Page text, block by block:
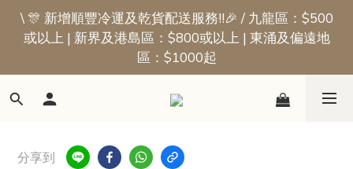
📢新會員優惠 | 首張訂單即享$50迎新獎賞
\ 🎊 新增順豐冷運及乾貨配送服務!!🎉 / 九龍區：$500
或以上 | 新界及港島區：$800或以上 | 東涌及偏遠地
區：$1000起
📢新會員優惠 | 首張訂單即享$50迎新獎賞
分享到